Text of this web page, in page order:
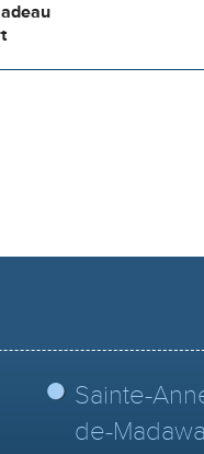
Sainte-
de-